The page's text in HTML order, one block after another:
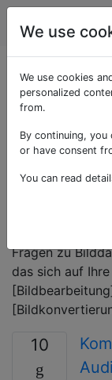
Als
VERWENDEN
Image haben
Struktur einer
stattdessen
Fragen zu
das sich auf
10
We use
We use cookies
personalized
from.
By continuing,
or have consent
You can read